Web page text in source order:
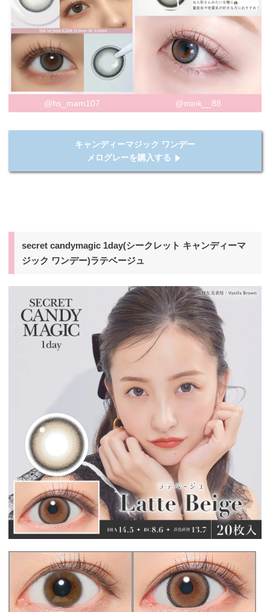
@hs_mam107 @mink__88
キャンディーマジック ワンデー
メログレーを購入する
secret candymagic 1day(シークレット キャンディーマ
ジック ワンデー)ラテベージュ